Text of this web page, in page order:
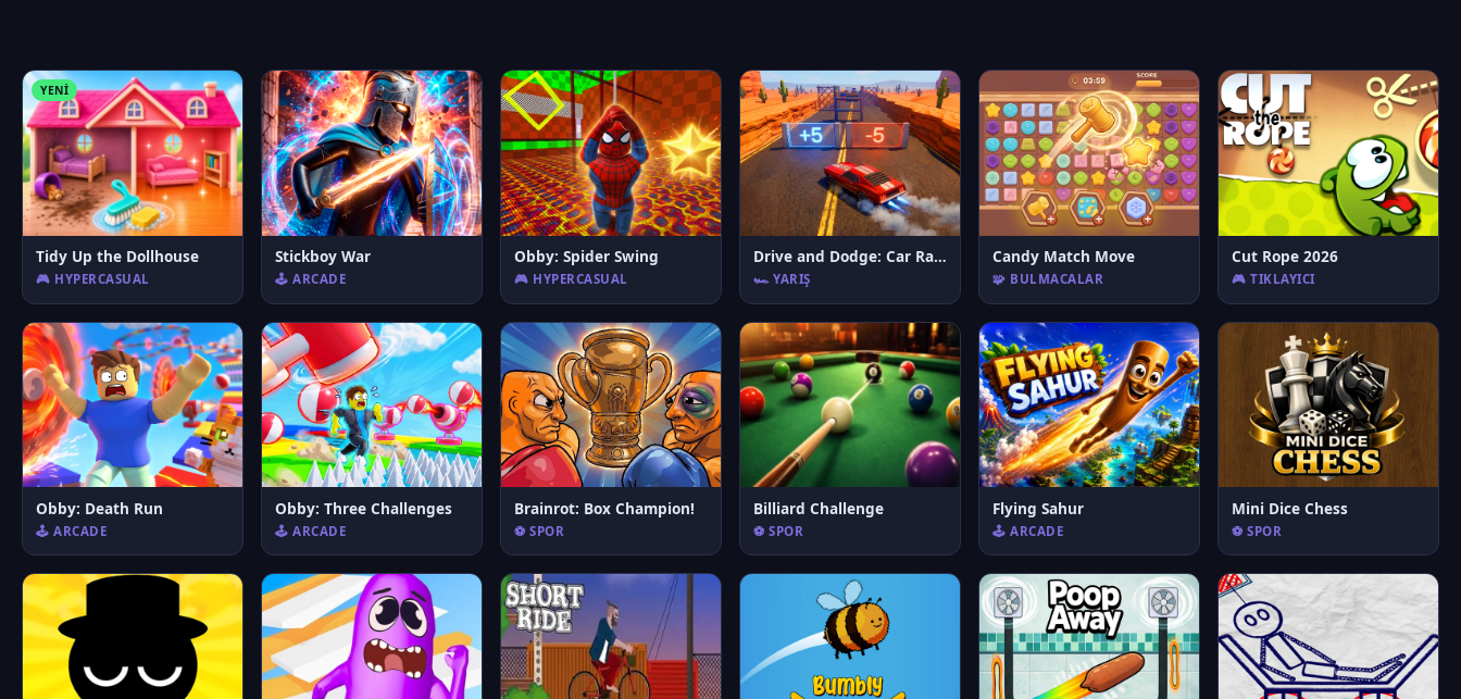
YENI
Tidy Up the Dollhouse
🎮 HYPERCASUAL
Stickboy War
🕹️ ARCADE
Obby: Spider Swing
🎮 HYPERCASUAL
Drive and Dodge: Car Racing 3D
🏎️ YARIŞ
Candy Match Move
🧩 BULMACALAR
Cut Rope 2026
🎮 TIKLAYICI
Obby: Death Run
🕹️ ARCADE
Obby: Three Challenges
🕹️ ARCADE
Brainrot: Box Champion!
⚽ SPOR
Billiard Challenge
⚽ SPOR
Flying Sahur
🕹️ ARCADE
Mini Dice Chess
⚽ SPOR